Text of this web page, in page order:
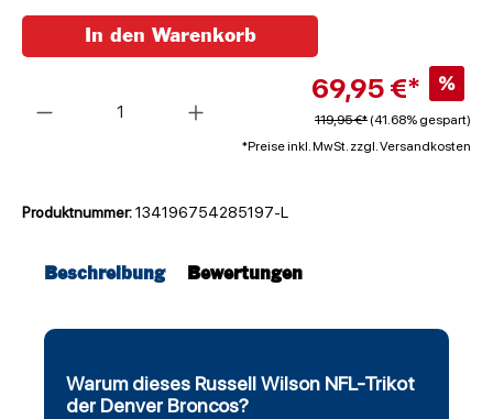
69,95 €* %
119,95 €* (41.68% gespart)
*Preise inkl. MwSt. zzgl. Versandkosten
In den Warenkorb
Produktnummer:134196754285197-L
Beschreibung Bewertungen
Warum dieses Russell Wilson NFL-Trikot
der Denver Broncos?